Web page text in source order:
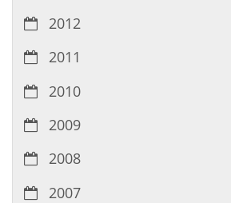
2012
2011
2010
2009
2008
2007